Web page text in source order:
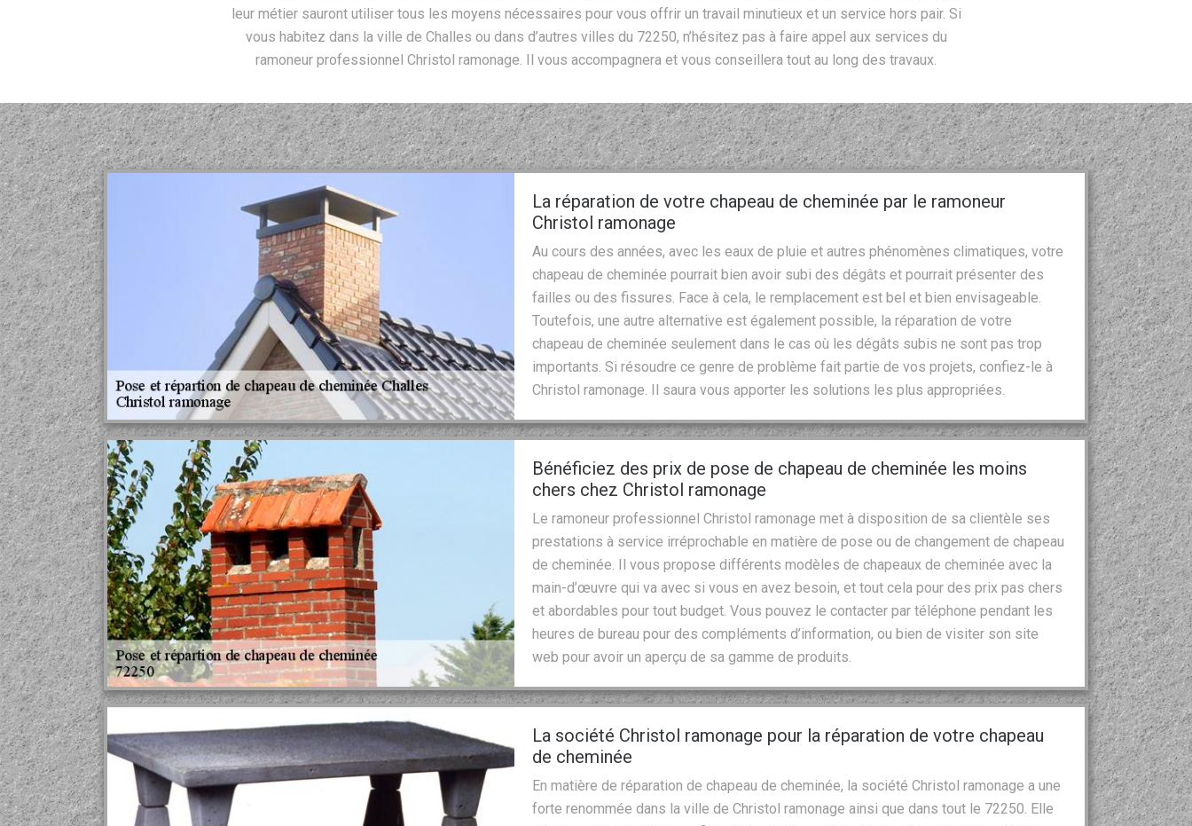
leur métier sauront utiliser tous les moyens nécessaires pour vous offrir un travail minutieux et un service hors pair. Si
vous habitez dans la ville de Challes ou dans d’autres villes du 72250, n’hésitez pas à faire appel aux services du
ramoneur professionnel Christol ramonage. Il vous accompagnera et vous conseillera tout au long des travaux.
La réparation de votre chapeau de cheminée par le ramoneur
Christol ramonage
Au cours des années, avec les eaux de pluie et autres phénomènes climatiques, votre
chapeau de cheminée pourrait bien avoir subi des dégâts et pourrait présenter des
failles ou des fissures. Face à cela, le remplacement est bel et bien envisageable.
Toutefois, une autre alternative est également possible, la réparation de votre
chapeau de cheminée seulement dans le cas où les dégâts subis ne sont pas trop
importants. Si résoudre ce genre de problème fait partie de vos projets, confiez-le à
Christol ramonage. Il saura vous apporter les solutions les plus appropriées.
Bénéficiez des prix de pose de chapeau de cheminée les moins
chers chez Christol ramonage
Le ramoneur professionnel Christol ramonage met à disposition de sa clientèle ses
prestations à service irréprochable en matière de pose ou de changement de chapeau
de cheminée. Il vous propose différents modèles de chapeaux de cheminée avec la
main-d’œuvre qui va avec si vous en avez besoin, et tout cela pour des prix pas chers
et abordables pour tout budget. Vous pouvez le contacter par téléphone pendant les
heures de bureau pour des compléments d’information, ou bien de visiter son site
web pour avoir un aperçu de sa gamme de produits.
La société Christol ramonage pour la réparation de votre chapeau
de cheminée
En matière de réparation de chapeau de cheminée, la société Christol ramonage a une
forte renommée dans la ville de Christol ramonage ainsi que dans tout le 72250. Elle